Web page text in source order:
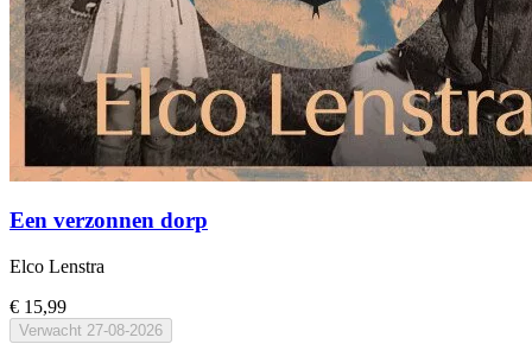
Een verzonnen dorp
Elco Lenstra
€ 15,99
Verwacht 27-08-2026